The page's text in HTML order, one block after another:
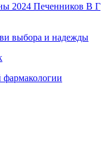
2024 Печенников В Г
выбора и надежды